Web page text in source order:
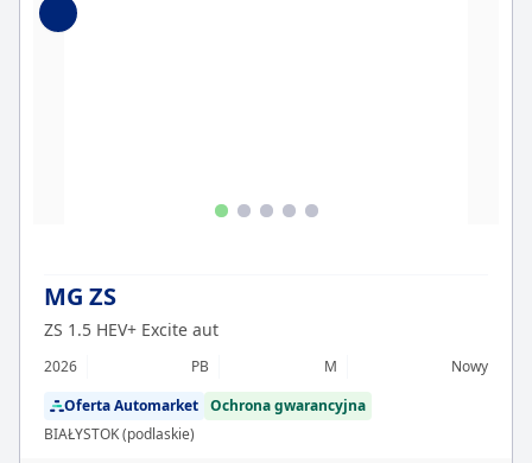
MG ZS
ZS 1.5 HEV+ Excite aut
2026 PB M
Nowy
Oferta Automarket Ochrona gwarancyjna
BIAŁYSTOK (podlaskie)